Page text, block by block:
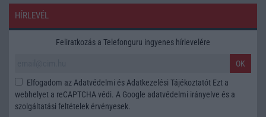
HÍRLEVÉL
Feliratkozás a Telefonguru ingyenes hírlevelére
OK
Elfogadom az Adatvédelmi és Adatkezelési Tájékoztatót Ezt a
webhelyet a reCAPTCHA védi. A Google adatvédelmi irányelve és a
szolgáltatási feltételek érvényesek.